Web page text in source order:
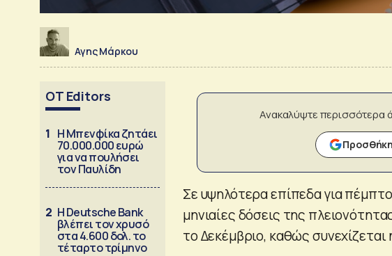
Αγης Μάρκου
OT Editors
1 Η Μπενφίκα ζητάει
70.000.000 ευρώ
για να πουλήσει
τον Παυλίδη
2 Η Deutsche Bank
βλέπει τον χρυσό
στα 4.600 δολ. το
τέταρτο τρίμηνο
Ανακαλύψτε περισσότερα
Σε υψηλότερα επίπεδα για
μηνιαίες δόσεις της
το Δεκέμβριο, καθώς